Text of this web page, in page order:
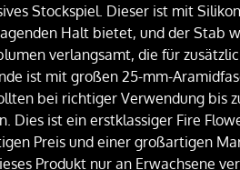
Stockspiel. Dieser ist mit
Halt bietet, und der Stab
verlangsamt, die für
ist mit großen 25-mm-
bei richtiger Verwendung bis
Dies ist ein erstklassiger Fire
Preis und einer großartigen
Produkt nur an Erwachsene